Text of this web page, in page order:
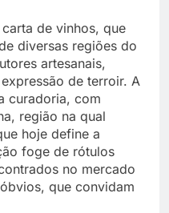
de vinhos, que
diversas regiões do
artesanais,
de terroir. A
curadoria, com
região na qual
hoje define a
foge de rótulos
no mercado
que convidam